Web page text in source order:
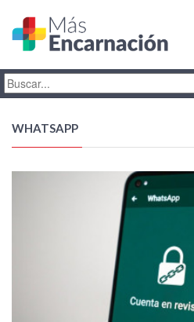
WHATSAPP